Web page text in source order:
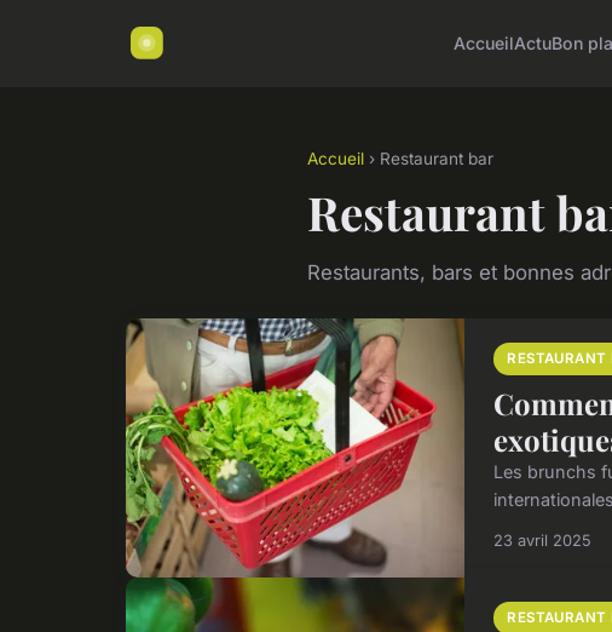
AccueilActuBon
Accueil › Restaurant bar
Restaurant
Restaurants, bars et bonnes
RESTAURANT
Les brunchs
23 avril 2025
RESTAURANT